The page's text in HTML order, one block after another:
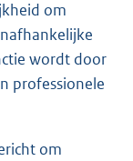
om
wordt door
professionele
om